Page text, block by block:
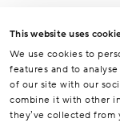
This website uses
We use cookies to
features and to
of our site with our
combine it with other
they’ve collected from